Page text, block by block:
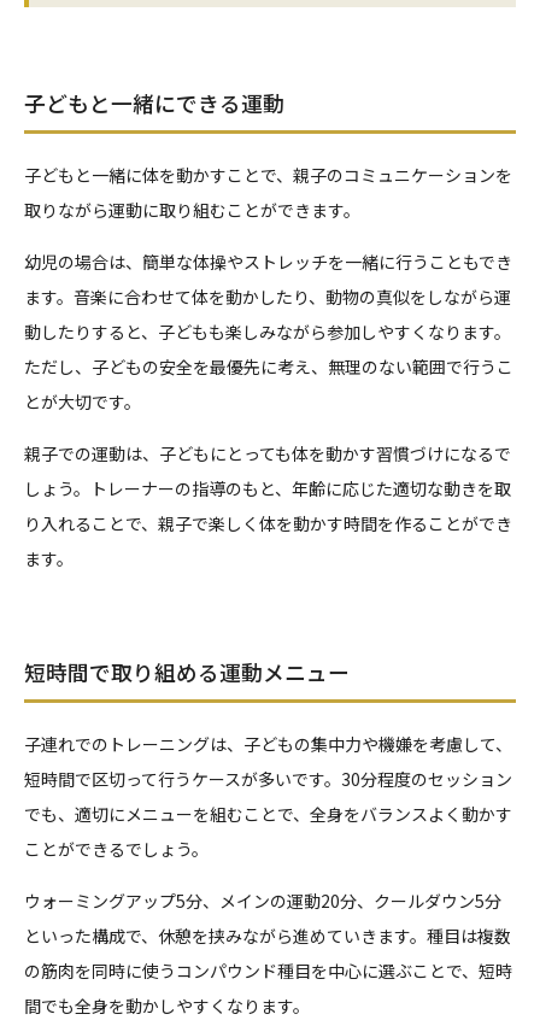
子どもと一緒にできる運動
子どもと一緒に体を動かすことで、親子のコミュニケーションを
取りながら運動に取り組むことができます。
幼児の場合は、簡単な体操やストレッチを一緒に行うこともでき
ます。音楽に合わせて体を動かしたり、動物の真似をしながら運
動したりすると、子どもも楽しみながら参加しやすくなります。
ただし、子どもの安全を最優先に考え、無理のない範囲で行うこ
とが大切です。
親子での運動は、子どもにとっても体を動かす習慣づけになるで
しょう。トレーナーの指導のもと、年齢に応じた適切な動きを取
り入れることで、親子で楽しく体を動かす時間を作ることができ
ます。
短時間で取り組める運動メニュー
子連れでのトレーニングは、子どもの集中力や機嫌を考慮して、
短時間で区切って行うケースが多いです。30分程度のセッション
でも、適切にメニューを組むことで、全身をバランスよく動かす
ことができるでしょう。
ウォーミングアップ5分、メインの運動20分、クールダウン5分
といった構成で、休憩を挟みながら進めていきます。種目は複数
の筋肉を同時に使うコンパウンド種目を中心に選ぶことで、短時
間でも全身を動かしやすくなります。